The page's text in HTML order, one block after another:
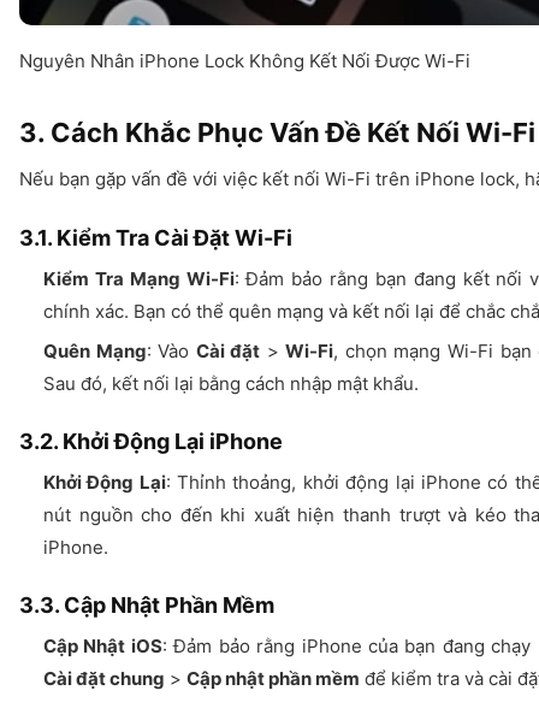
Nguyên Nhân iPhone Lock Không Kết Nối Được Wi-Fi
3. Cách Khắc Phục Vấn Đề Kết Nối Wi-
Nếu bạn gặp vấn đề với việc kết nối Wi-Fi trên iPhone lock,
3.1. Kiểm Tra Cài Đặt Wi-Fi
Kiểm Tra Mạng Wi-Fi: Đảm bảo rằng bạn đang kết nối
chính xác. Bạn có thể quên mạng và kết nối lại để chắc
Quên Mạng: Vào Cài đặt >Wi-Fi, chọn mạng Wi-Fi
Sau đó, kết nối lại bằng cách nhập mật khẩu.
3.2. Khởi Động Lại iPhone
Khởi Động Lại: Thỉnh thoảng, khởi động lại iPhone có
nút nguồn cho đến khi xuất hiện thanh trượt và kéo
iPhone.
3.3. Cập Nhật Phần Mềm
Cập Nhật iOS: Đảm bảo rằng iPhone của bạn đang
Cài đặt chung > Cập nhật phần mềm để kiểm tra và cài